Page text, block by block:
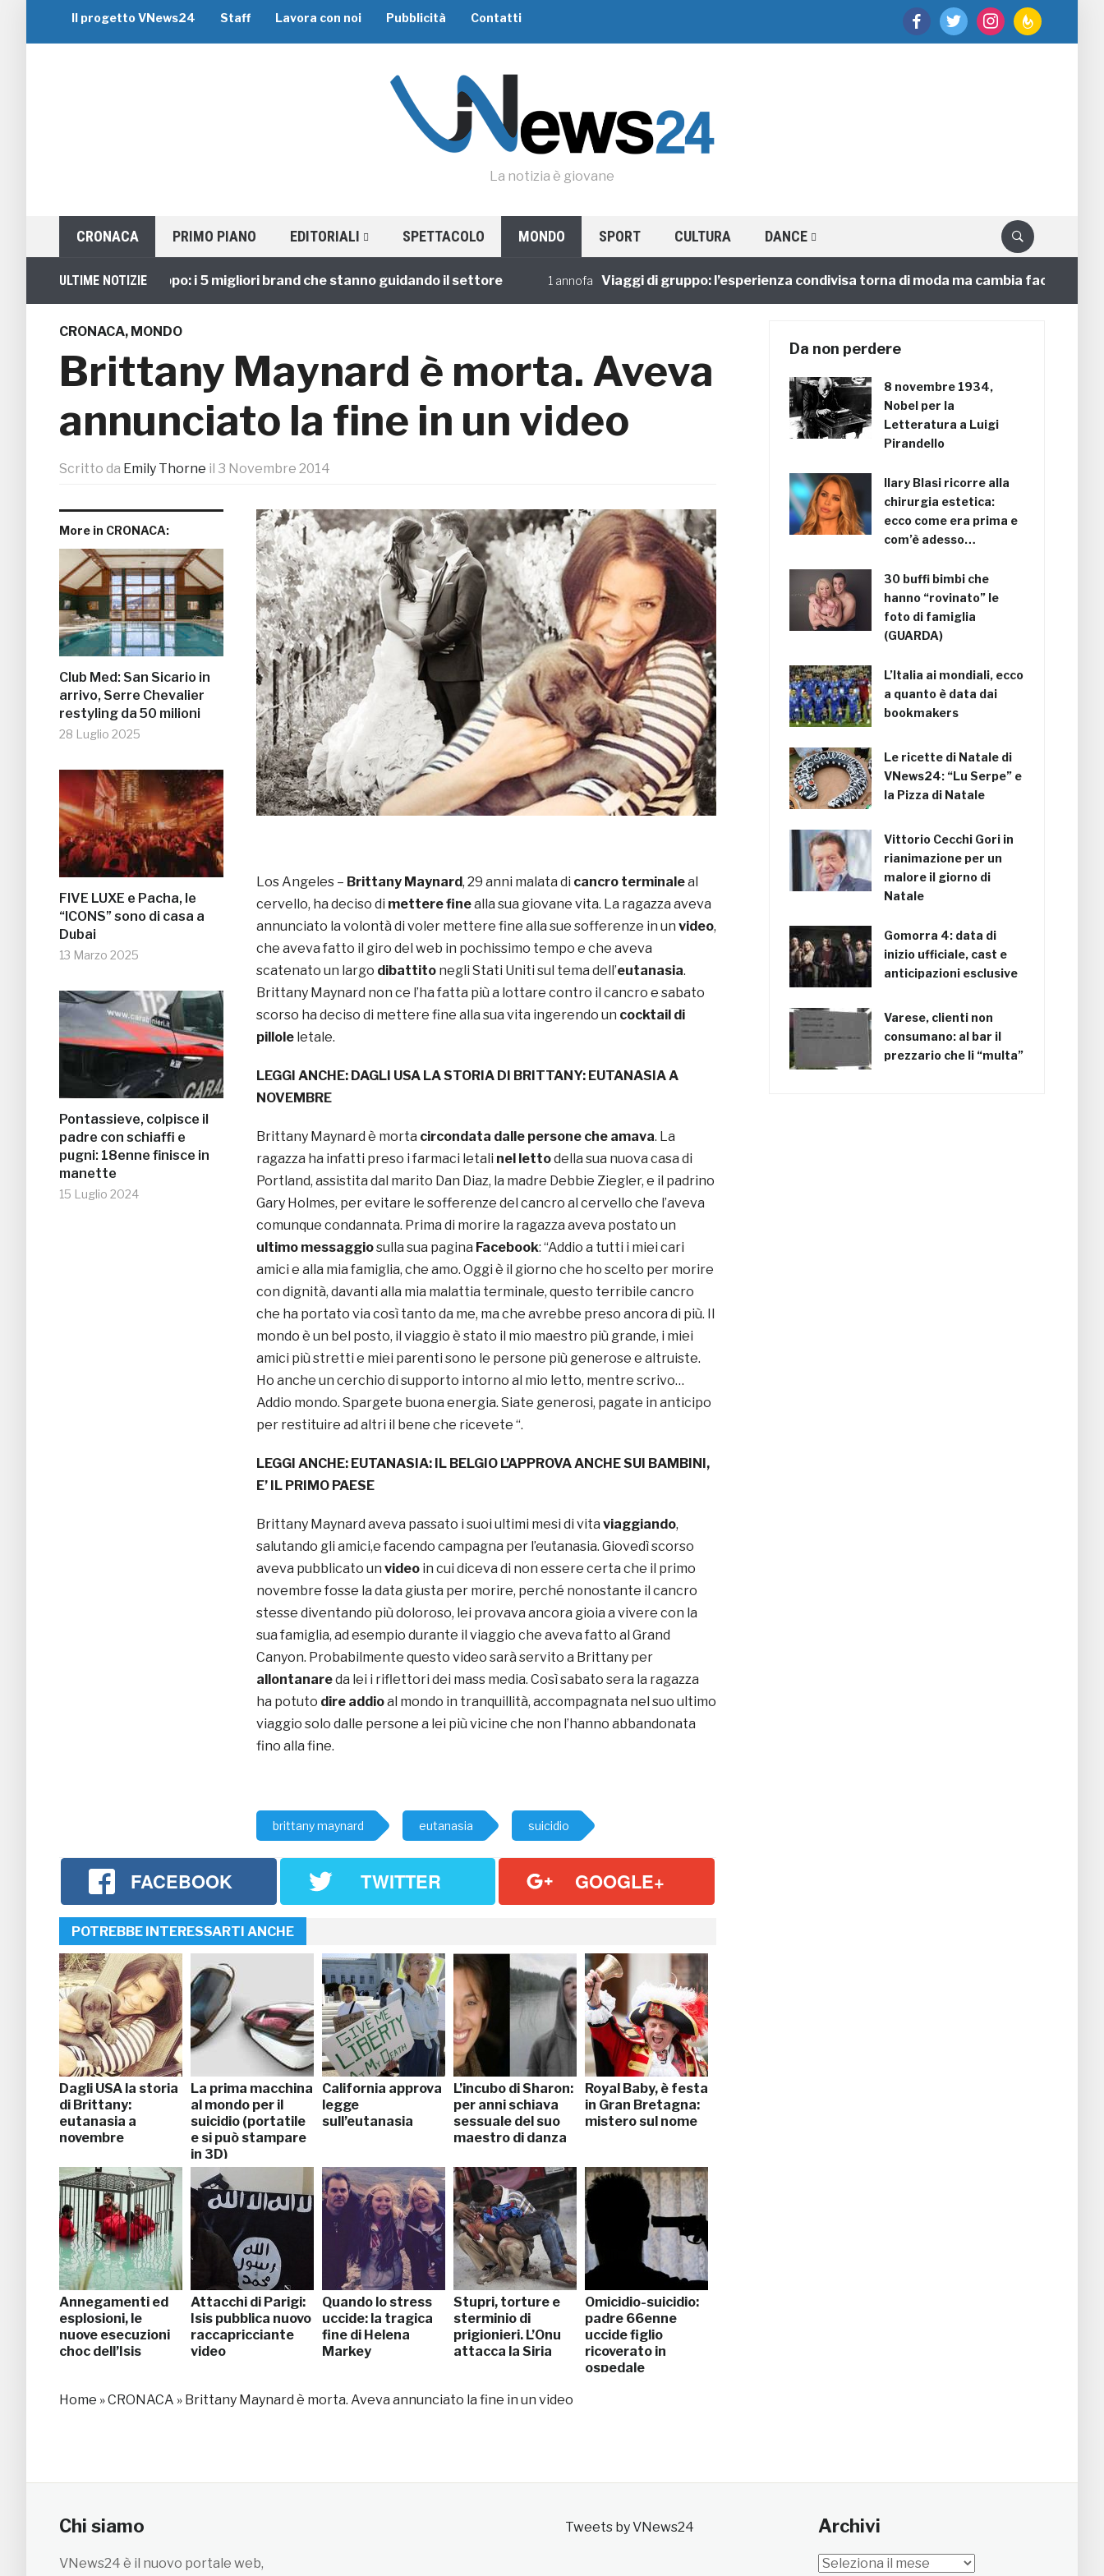
facebooktwitter instagramfeedburner
Il progetto VNews24 Staff Lavora con noi Pubblicità Contatti
La notizia è giovane
CRONACA PRIMO PIANO EDITORIALI SPETTACOLO MONDO SPORT CULTURA DANCE
ULTIME NOTIZIE
Viaggi di Gruppo: i 5 migliori brand che stanno guidando il settore 1 annofa Viaggi di gruppo: l’esperienza condivisa torna di moda ma cambia faccia
CRONACA, MONDO
Brittany Maynard è morta. Aveva
annunciato la fine in un video
Scritto da Emily Thorne il 3 Novembre 2014
More in CRONACA:
Club Med: San Sicario in
arrivo, Serre Chevalier
restyling da 50 milioni
28 Luglio 2025
FIVE LUXE e Pacha, le
“ICONS” sono di casa a
Dubai
13 Marzo 2025
Pontassieve, colpisce il
padre con schiaffi e
pugni: 18enne finisce in
manette
15 Luglio 2024
Los Angeles – Brittany Maynard, 29 anni malata di cancro terminaleal
cervello, ha deciso di mettere finealla sua giovane vita. La ragazza aveva
annunciato la volontà di voler mettere fine alla sue sofferenze in un video,
che aveva fatto il giro del web in pochissimo tempo e che aveva
scatenato un largo dibattito negli Stati Uniti sul tema dell’eutanasia.
Brittany Maynard non ce l’ha fatta più a lottare contro il cancro e sabato
scorso ha deciso di mettere fine alla sua vita ingerendo un cocktail di
pillole letale.
LEGGI ANCHE: DAGLI USA LA STORIA DI BRITTANY: EUTANASIA A
NOVEMBRE
Brittany Maynard è morta circondata dalle persone che amava. La
ragazza ha infatti preso i farmaci letali nel lettodella sua nuova casa di
Portland, assistita dal marito Dan Diaz, la madre Debbie Ziegler, e il padrino
Gary Holmes, per evitare le sofferenze del cancro al cervello che l’aveva
comunque condannata. Prima di morire la ragazza aveva postato un
ultimo messaggiosulla sua pagina Facebook: “Addio a tutti i miei cari
amici e alla mia famiglia, che amo. Oggi è il giorno che ho scelto per morire
con dignità, davanti alla mia malattia terminale, questo terribile cancro
che ha portato via così tanto da me, ma che avrebbe preso ancora di più. Il
mondo è un bel posto, il viaggio è stato il mio maestro più grande, i miei
amici più stretti e miei parenti sono le persone più generose e altruiste.
Ho anche un cerchio di supporto intorno al mio letto, mentre scrivo…
Addio mondo. Spargete buona energia. Siate generosi, pagate in anticipo
per restituire ad altri il bene che ricevete “.
LEGGI ANCHE: EUTANASIA: IL BELGIO L’APPROVA ANCHE SUI BAMBINI,
E’ IL PRIMO PAESE
Brittany Maynard aveva passato i suoi ultimi mesi di vita viaggiando,
salutando gli amici,e facendo campagna per l’eutanasia. Giovedì scorso
aveva pubblicato un video in cui diceva di non essere certa che il primo
novembre fosse la data giusta per morire, perché nonostante il cancro
stesse diventando più doloroso, lei provava ancora gioia a vivere con la
sua famiglia, ad esempio durante il viaggio che aveva fatto al Grand
Canyon. Probabilmente questo video sarà servito a Brittany per
allontanareda lei i riflettori dei mass media. Così sabato sera la ragazza
ha potuto dire addioal mondo in tranquillità, accompagnata nel suo ultimo
viaggio solo dalle persone a lei più vicine che non l’hanno abbandonata
fino alla fine.
brittany maynard eutanasia suicidio
FACEBOOK TWITTER GOOGLE+
POTREBBE INTERESSARTI ANCHE
Dagli USA la storia
di Brittany:
eutanasia a
novembre
La prima macchina
al mondo per il
suicidio (portatile
e si può stampare
in 3D)
California approva
legge
sull’eutanasia
L’incubo di Sharon:
per anni schiava
sessuale del suo
maestro di danza
Royal Baby, è festa
in Gran Bretagna:
mistero sul nome
Annegamenti ed
esplosioni, le
nuove esecuzioni
choc dell’Isis
Attacchi di Parigi:
Isis pubblica nuovo
raccapricciante
video
Quando lo stress
uccide: la tragica
fine di Helena
Markey
Stupri, torture e
sterminio di
prigionieri. L’Onu
attacca la Siria
Omicidio-suicidio:
padre 66enne
uccide figlio
ricoverato in
ospedale
Home »CRONACA » Brittany Maynard è morta. Aveva annunciato la fine in un video
Da non perdere
8 novembre 1934,
Nobel per la
Letteratura a Luigi
Pirandello
Ilary Blasi ricorre alla
chirurgia estetica:
ecco come era prima e
com’è adesso…
30 buffi bimbi che
hanno “rovinato” le
foto di famiglia
(GUARDA)
L’Italia ai mondiali, ecco
a quanto è data dai
bookmakers
Le ricette di Natale di
VNews24: “Lu Serpe” e
la Pizza di Natale
Vittorio Cecchi Gori in
rianimazione per un
malore il giorno di
Natale
Gomorra 4: data di
inizio ufficiale, cast e
anticipazioni esclusive
Varese, clienti non
consumano: al bar il
prezzario che li “multa”
Chi siamo
VNews24 è il nuovo portale web,
Tweets by VNews24 Archivi
Archivi